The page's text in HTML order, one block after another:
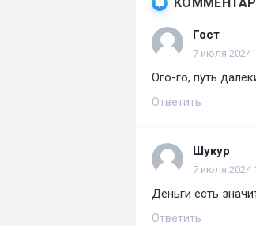
Гост
7 июля 2024
Ого-го, путь
Ответить
Шукур
7 июля 2024
Деньги есть
Ответить